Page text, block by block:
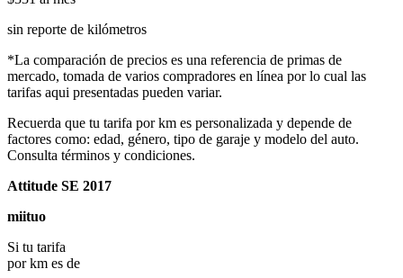
sin reporte de kilómetros
*La comparación de precios es una referencia de primas de
mercado, tomada de varios compradores en línea por lo cual las
tarifas aqui presentadas pueden variar.
Recuerda que tu tarifa por km es personalizada y depende de
factores como: edad, género, tipo de garaje y modelo del auto.
Consulta términos y condiciones.
Attitude SE 2017
miituo
Si tu tarifa
por km es de